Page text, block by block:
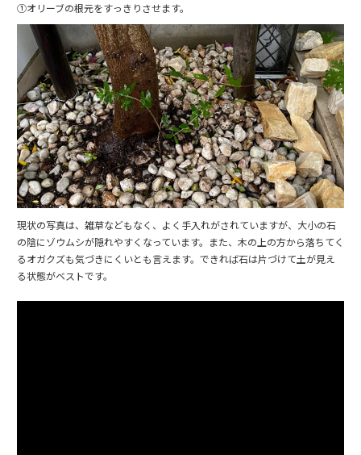
①オリーブの根元をすっきりさせます。
現状の写真は、雑草などもなく、よく手入れがされていますが、大小の石
の陰にゾウムシが隠れやすくなっています。また、木の上の方から落ちてく
るオガクズも気づきにくいとも言えます。できれば石は片づけて土が見え
る状態がベストです。